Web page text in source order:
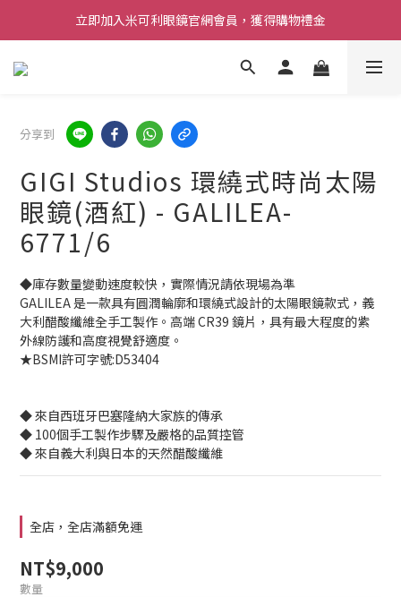
立即加入米可利眼鏡官網會員，獲得購物禮金
分享到
GIGI Studios 環繞式時尚太陽
眼鏡(酒紅) - GALILEA-
6771/6
◆庫存數量變動速度較快，實際情況請依現場為準
GALILEA 是一款具有圓潤輪廓和環繞式設計的太陽眼鏡款式，義
大利醋酸纖維全手工製作。高端 CR39 鏡片，具有最大程度的紫
外線防護和高度視覺舒適度。
★BSMI許可字號:D53404
◆ 來自西班牙巴塞隆納大家族的傳承
◆ 100個手工製作步驟及嚴格的品質控管
◆ 來自義大利與日本的天然醋酸纖維
全店，全店滿額免運
NT$9,000
數量